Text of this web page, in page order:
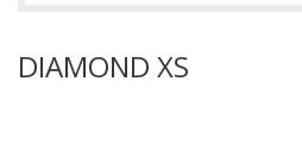
DIAMOND XS